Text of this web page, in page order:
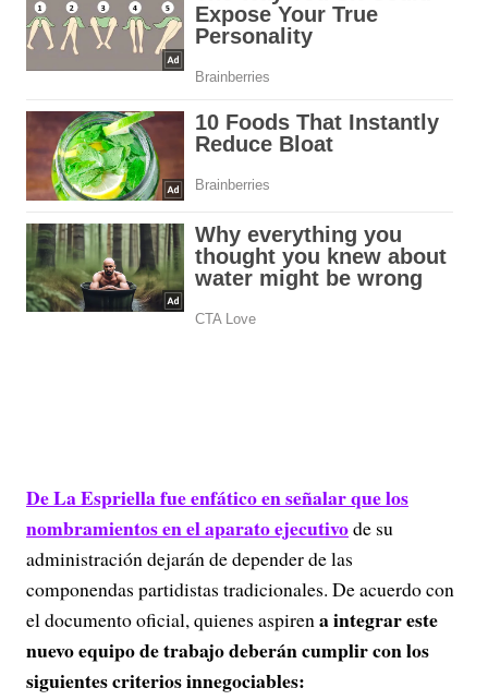
De La Espriella fue enfático en señalar que los
nombramientos en el aparato ejecutivode su
administración dejarán de depender de las
componendas partidistas tradicionales. De acuerdo con
el documento oficial, quienes aspirena integrar este
nuevo equipo de trabajo deberán cumplir con los
siguientes criterios innegociables: